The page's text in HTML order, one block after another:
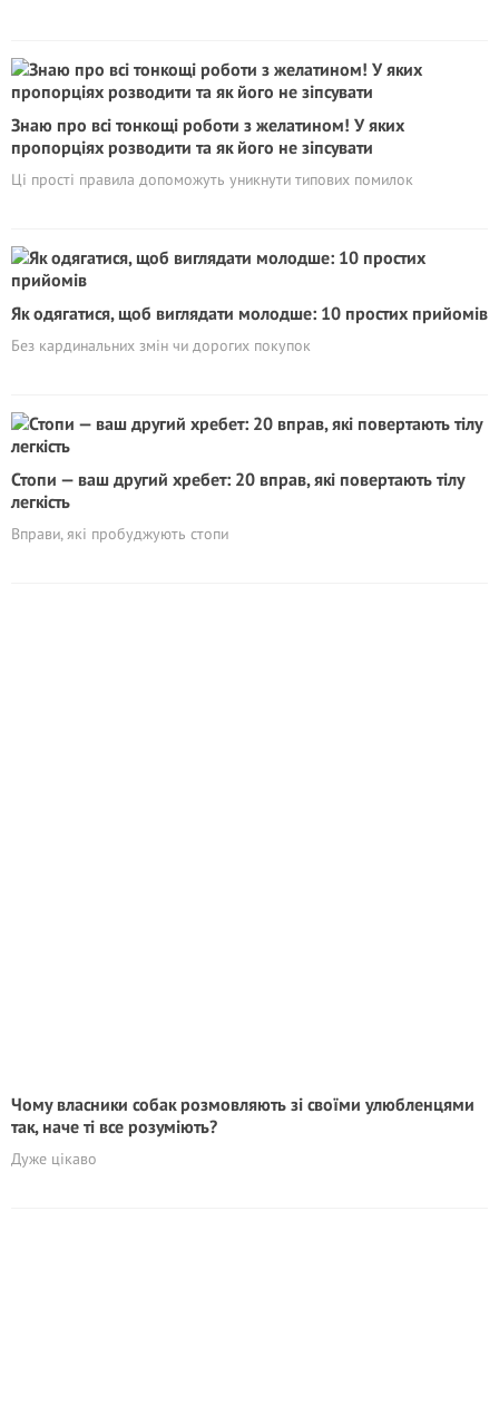
Знаю про всі тонкощі роботи з желатином! У яких
пропорціях розводити та як його не зіпсувати
Ці прості правила допоможуть уникнути типових помилок
Як одягатися, щоб виглядати молодше: 10 простих прийомів
Без кардинальних змін чи дорогих покупок
Стопи — ваш другий хребет: 20 вправ, які повертають тілу
легкість
Вправи, які пробуджують стопи
Чому власники собак розмовляють зі своїми улюбленцями
так, наче ті все розуміють?
Дуже цікаво